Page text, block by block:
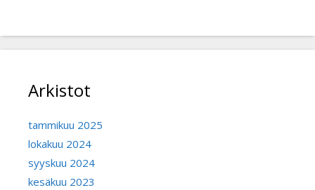
Arkistot
tammikuu 2025
lokakuu 2024
syyskuu 2024
kesäkuu 2023